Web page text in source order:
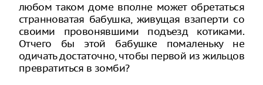
любом таком доме вполне может обретаться
странноватая бабушка, живущая взаперти со
своими провонявшими подъезд котиками.
Отчего бы этой бабушке помаленьку не
одичать достаточно, чтобы первой из жильцов
превратиться в зомби?